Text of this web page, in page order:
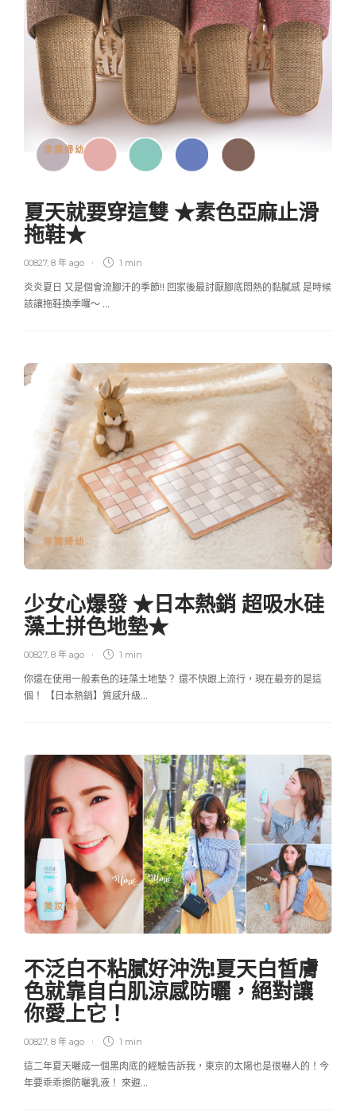
傢寢婦幼
夏天就要穿這雙 ★素色亞麻止滑
拖鞋★
00827, 8 年 ago 1 min
炎炎夏日 又是個會流腳汗的季節!! 回家後最討厭腳底悶熱的黏膩感 是時候
該讓拖鞋換季囉～ …
傢寢婦幼
少女心爆發 ★日本熱銷 超吸水硅
藻土拼色地墊★
00827, 8 年 ago 1 min
你還在使用一般素色的珪藻土地墊？ 還不快跟上流行，現在最夯的是這
個！ 【日本熱銷】質感升級…
美妝保養
不泛白不粘膩好沖洗!夏天白皙膚
色就靠自白肌涼感防曬，絕對讓
你愛上它！
00827, 8 年 ago 1 min
這二年夏天曬成一個黑肉底的經驗告訴我，東京的太陽也是很嚇人的！今
年要乖乖擦防曬乳液！ 來避…